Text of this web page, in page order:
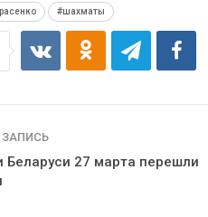
#шахматы
Беларуси 27 марта перешли